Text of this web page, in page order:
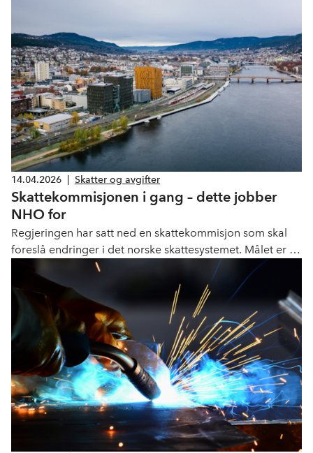
14.04.2026 Skatter og avgifter
Skattekommisjonen i gang – dette jobber
NHO for
Regjeringen har satt ned en skattekommisjon som skal
foreslå endringer i det norske skattesystemet. Målet er et
mer konkurransedyktig skattesystem for norsk næringsliv.